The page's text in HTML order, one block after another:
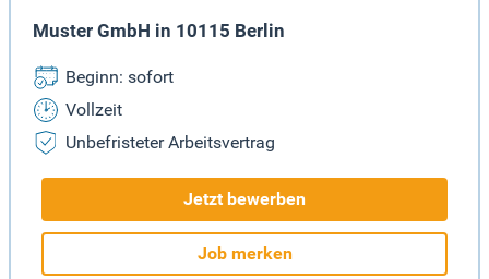
Muster GmbH in 10115 Berlin
Beginn: sofort
Vollzeit
Unbefristeter Arbeitsvertrag
Jetzt bewerben
Job merken